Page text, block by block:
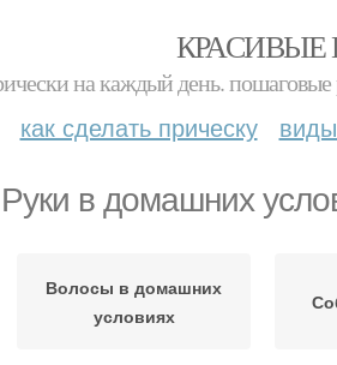
КРАСИВЫЕ
на каждый день. пошаговые
как сделать прическу
Руки в домашних
Волосы в домашних
условиях